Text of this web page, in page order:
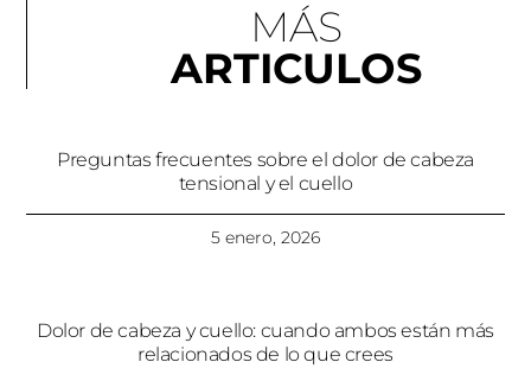
MÁS
ARTICULOS
Preguntas frecuentes sobre el dolor de cabeza
tensional y el cuello
5 enero, 2026
Dolor de cabeza y cuello: cuando ambos están más
relacionados de lo que crees